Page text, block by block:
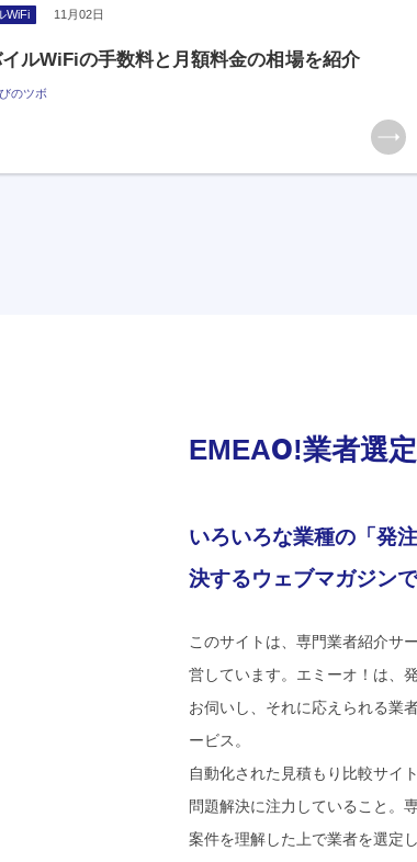
WiFi 11月02日
ルWiFiの手数料と月額料金の相場を紹介
のツボ
EMEAO!業者選
いろいろな業種の「発
決するウェブマガジン
このサイトは、専門業者紹介サ
営しています。エミーオ！は、
お伺いし、それに応えられる業
ービス。
自動化された見積もり比較サイ
問題解決に注力していること。
案件を理解した上で業者を選定